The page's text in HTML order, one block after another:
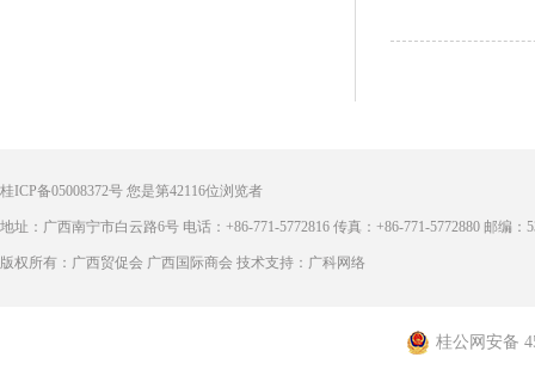
桂ICP备05008372号 您是第42116位浏览者
地址：广西南宁市白云路6号 电话：+86-771-5772816 传真：+86-771-5772880 邮编：
版权所有：广西贸促会 广西国际商会 技术支持：广科网络
桂公网安备